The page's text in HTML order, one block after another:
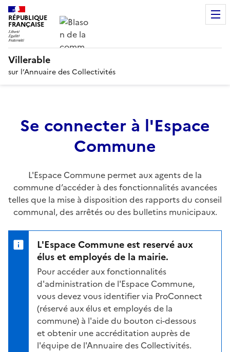
RÉPUBLIQUE
FRANÇAISE
Villerable
sur l’Annuaire des Collectivités
Se connecter à l'Espace
Commune
L'Espace Commune permet aux agents de la
commune d’accéder à des fonctionnalités avancées
telles que la mise à disposition des rapports du conseil
communal, des arrêtés ou des bulletins municipaux.
L'Espace Commune est reservé aux
élus et employés de la mairie.
Pour accéder aux fonctionnalités
d'administration de l'Espace Commune,
vous devez vous identifier via ProConnect
(réservé aux élus et employés de la
commune) à l'aide du bouton ci-dessous
et obtenir une accréditation auprès de
l'équipe de l'Annuaire des Collectivités.